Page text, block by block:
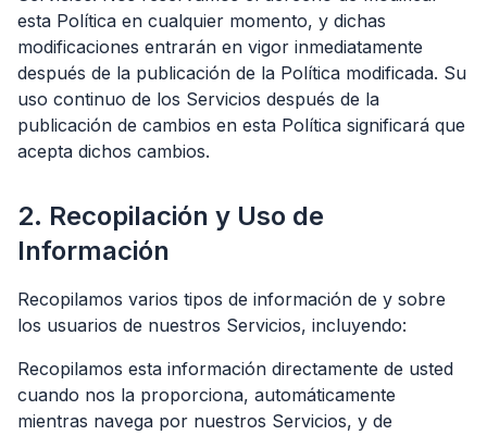
esta Política en cualquier momento, y dichas
modificaciones entrarán en vigor inmediatamente
después de la publicación de la Política modificada. Su
uso continuo de los Servicios después de la
publicación de cambios en esta Política significará que
acepta dichos cambios.
2. Recopilación y Uso de
Información
Recopilamos varios tipos de información de y sobre
los usuarios de nuestros Servicios, incluyendo:
Recopilamos esta información directamente de usted
cuando nos la proporciona, automáticamente
mientras navega por nuestros Servicios, y de